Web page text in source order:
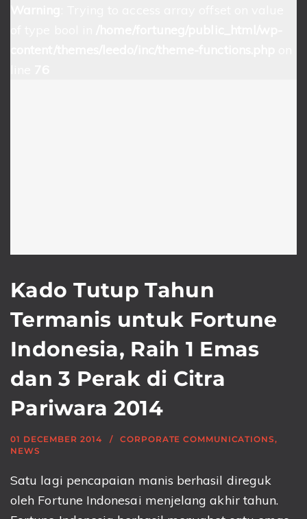
Kado Tutup Tahun
Termanis untuk Fortune
Indonesia, Raih 1 Emas
dan 3 Perak di Citra
Pariwara 2014
01 DECEMBER 2014 CORPORATE COMMUNICATIONS,
NEWS
Satu lagi pencapaian manis berhasil direguk
oleh Fortune Indonesai menjelang akhir tahun.